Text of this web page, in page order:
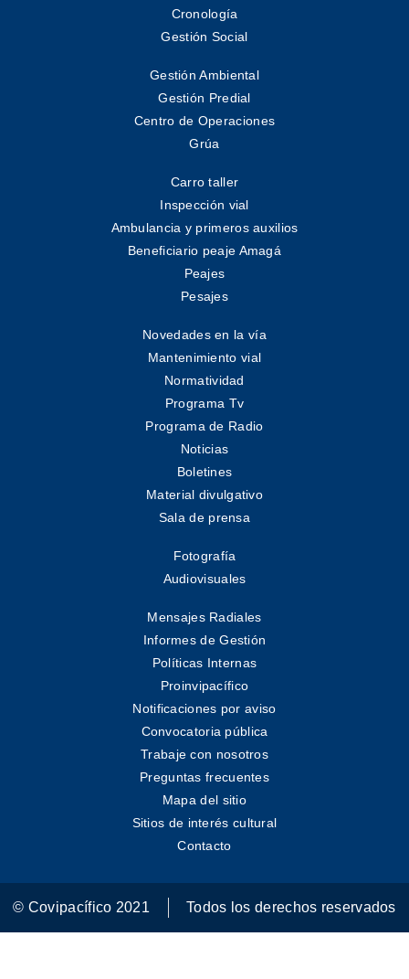
Cronología
Gestión Social
Gestión Ambiental
Gestión Predial
Centro de Operaciones
Grúa
Carro taller
Inspección vial
Ambulancia y primeros auxilios
Beneficiario peaje Amagá
Peajes
Pesajes
Novedades en la vía
Mantenimiento vial
Normatividad
Programa Tv
Programa de Radio
Noticias
Boletines
Material divulgativo
Sala de prensa
Fotografía
Audiovisuales
Mensajes Radiales
Informes de Gestión
Políticas Internas
Proinvipacífico
Notificaciones por aviso
Convocatoria pública
Trabaje con nosotros
Preguntas frecuentes
Mapa del sitio
Sitios de interés cultural
Contacto
© Covipacífico 2021 Todos los derechos reservados